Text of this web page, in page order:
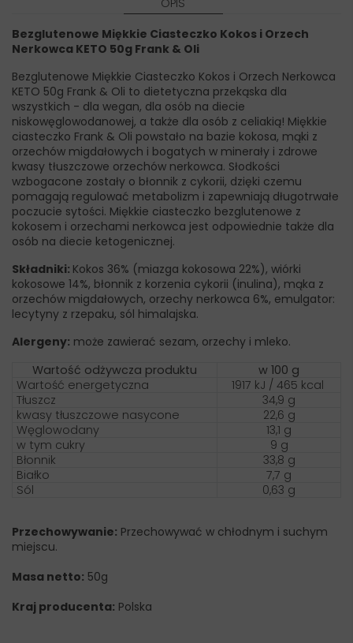
OPIS
Bezglutenowe Miękkie Ciasteczko Kokos i Orzech
Nerkowca KETO 50g Frank & Oli
Bezglutenowe Miękkie Ciasteczko Kokos i Orzech Nerkowca
KETO 50g Frank & Oli to dietetyczna przekąska dla
wszystkich - dla wegan, dla osób na diecie
niskowęglowodanowej, a także dla osób z celiakią! Miękkie
ciasteczko Frank & Oli powstało na bazie kokosa, mąki z
orzechów migdałowych i bogatych w minerały i zdrowe
kwasy tłuszczowe orzechów nerkowca. Słodkości
wzbogacone zostały o błonnik z cykorii, dzięki czemu
pomagają regulować metabolizm i zapewniają długotrwałe
poczucie sytości. Miękkie ciasteczko bezglutenowe z
kokosem i orzechami nerkowca jest odpowiednie także dla
osób na diecie ketogenicznej.
Składniki: Kokos 36% (miazga kokosowa 22%), wiórki
kokosowe 14%, błonnik z korzenia cykorii (inulina), mąka z
orzechów migdałowych, orzechy nerkowca 6%, emulgator:
lecytyny z rzepaku, sól himalajska.
Alergeny: może zawierać sezam, orzechy i mleko.
Wartość odżywcza produktu
w 100 g
Wartość energetyczna
1917 kJ / 465 kcal
Tłuszcz
34,9 g
kwasy tłuszczowe nasycone
22,6 g
Węglowodany
13,1 g
w tym cukry
9 g
Błonnik
33,8 g
Białko
7,7 g
Sól
0,63 g
Przechowywanie: Przechowywać w chłodnym i suchym
miejscu.
Masa netto: 50g
Kraj producenta: Polska